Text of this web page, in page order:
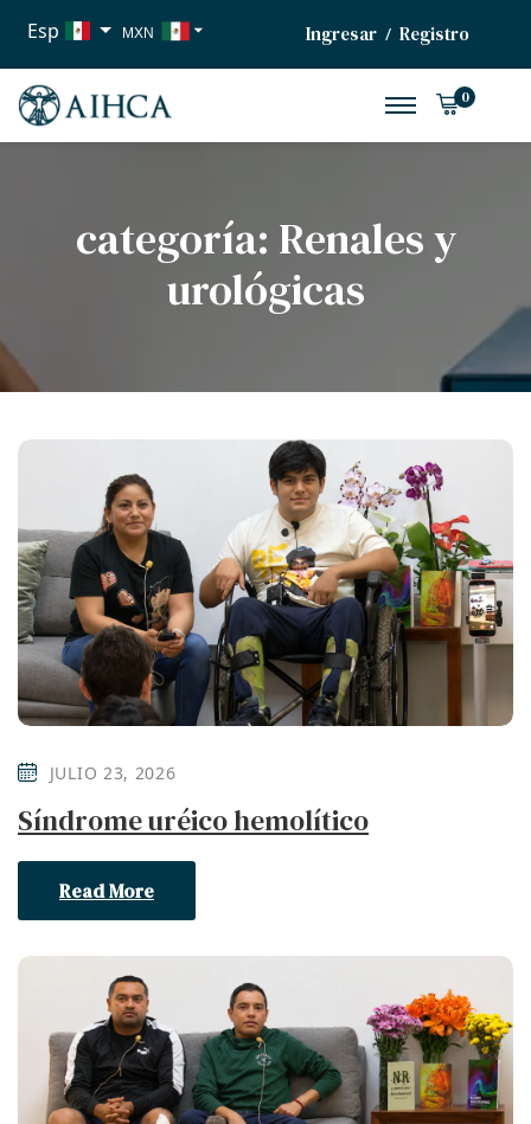
Esp MXN
EUR
Ingresar / Registro
0
categoría: Renales y
urológicas
JULIO 23, 2026
Síndrome uréico hemolítico
Read More